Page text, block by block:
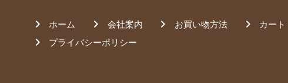
ホーム 会社案内 お買い物方法 カート
プライバシーポリシー